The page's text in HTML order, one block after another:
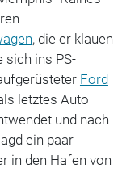
, die er klauen
sich ins PS-
Ford
letztes Auto
und nach
ein paar
in den Hafen von